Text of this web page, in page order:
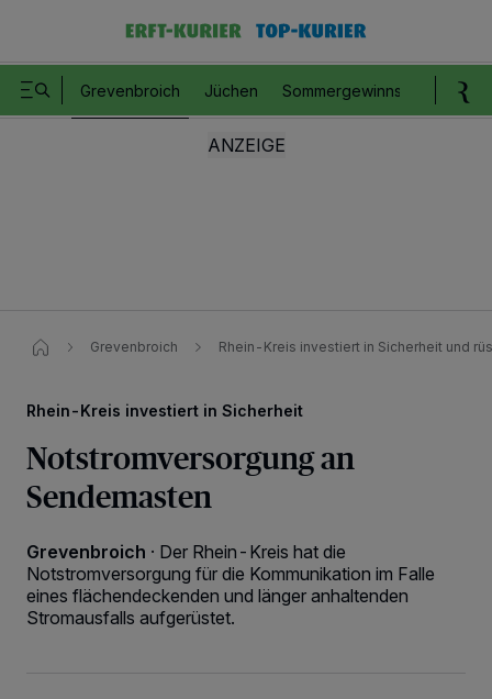
Grevenbroich Jüchen Sommergewinnspiel
Grevenbroich Rhein-Kreis investiert in Sicherheit und
Rhein-Kreis investiert in Sicherheit
Notstromversorgung an
Sendemasten
Grevenbroich · Der Rhein-Kreis hat die
Notstromversorgung für die Kommunikation im Falle
eines flächendeckenden und länger anhaltenden
Stromausfalls aufgerüstet.
Wir und unsere218-Partner speichern und greifen auf personenbezogene Daten